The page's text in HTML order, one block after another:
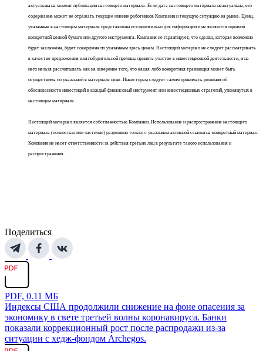
актуальны на момент публикации настоящего материала. Если дата настоящего материала неактуальна, его
содержание может не отражать текущее мнение работников Компании и текущую ситуацию на рынке. Цены,
указанные в настоящем материале представлены исключительно для информации и не являются оценкой
конкретной ценной бумаги или другого инструмента. Компания не гарантирует, что сделка, которая возможно
будет заключена, будет совершена по указанным здесь ценам. Настоящий материал не следует рассматривать
в качестве предложения или побудительной причины принять участие в инвестиционной деятельности, и на
него нельзя рассчитывать как на заверение того, что какая-либо конкретная транзакция может быть
осуществима по указанной в материале цене. Инвесторам следует самим принимать решения об
обоснованности инвестиций в каждый финансовый инструмент или инвестиционных стратегий, упомянутых в
настоящем материале.
Настоящий материал является собственностью Компании. Использование и распространение настоящего
материала (полностью или частично) разрешено только с указанием активной ссылки на конкретный материал.
Компания не несет ответственности за действия третьих лиц в результате такого использования и
распространения.
Поделиться
PDF, 0.11 МБ
Индексы США продолжили снижение на фоне опасения за
экономику в свете третьей волны коронавируса. Банки
показали коррекционный рост после распродажи из-за
ситуации с хедж-фондом Archegos.